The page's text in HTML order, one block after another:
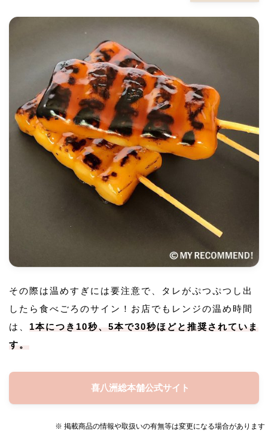
その際は温めすぎには要注意で、タレがぷつぷつし出
したら食べごろのサイン！お店でもレンジの温め時間
は、 1本につき10秒、5本で30秒ほどと推奨されていま
す。
喜八洲総本舗公式サイト
※ 掲載商品の情報や取扱いの有無等は変更になる場合があります